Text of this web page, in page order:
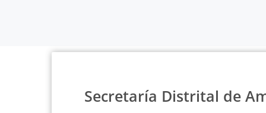
Secretaría Distrital de